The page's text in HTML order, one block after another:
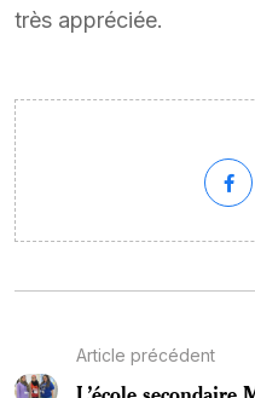
très appréciée.
Article précédent